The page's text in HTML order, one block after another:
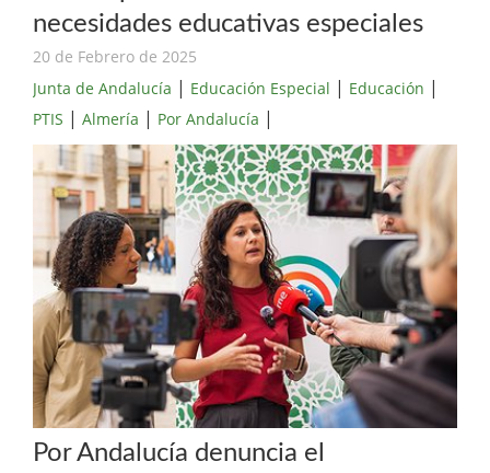
necesidades educativas especiales
20 de Febrero de 2025
Junta de Andalucía | Educación Especial | Educación |
PTIS | Almería | Por Andalucía |
Por Andalucía denuncia el